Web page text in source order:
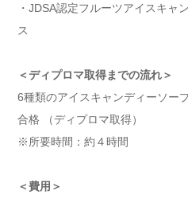
・JDSA認定フルーツアイスキャ
ス
＜ディプロマ取得までの流れ＞
6種類のアイスキャンディーソ
合格 （ディプロマ取得）
※所要時間：約４時間
＜費用＞